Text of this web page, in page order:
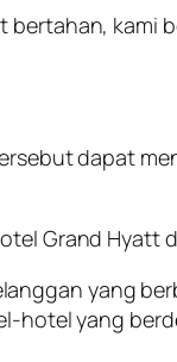
dapat
Grand Hyatt
yang
yang